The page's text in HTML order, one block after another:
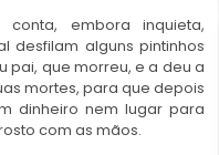
embora inquieta,
desfilam alguns pintinhos
pai, que morreu, e a deu a
mortes, para que depois
dinheiro nem lugar para
com as mãos.